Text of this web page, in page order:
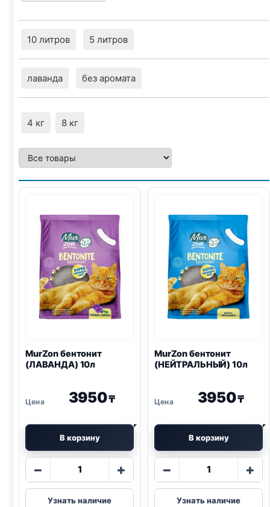
10 литров 5 литров
лаванда без аромата
4 кг 8 кг
MurZonбентонит
(ЛАВАНДА) 10л
3950₸
В корзину
−
Количество
MurZon
+
Узнать наличие
MurZonбентонит
(НЕЙТРАЛЬНЫЙ) 10л
3950₸
В корзину
−
Количество
MurZon
+
Узнать наличие